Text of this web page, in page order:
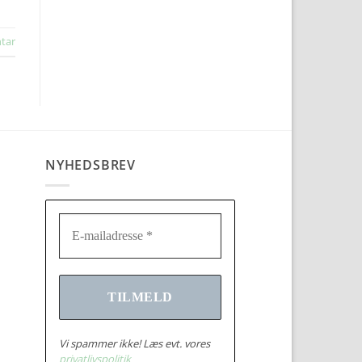
NYHEDSBREV
Vi spammer ikke! Læs evt. vores
privatlivspolitik